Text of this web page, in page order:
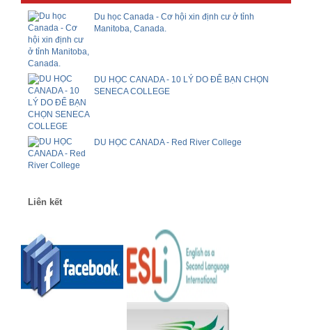
Du học Canada - Cơ hội xin định cư ở tỉnh
Manitoba, Canada.
DU HỌC CANADA - 10 LÝ DO ĐỂ BẠN CHỌN
SENECA COLLEGE
DU HỌC CANADA - Red River College
Liên kết